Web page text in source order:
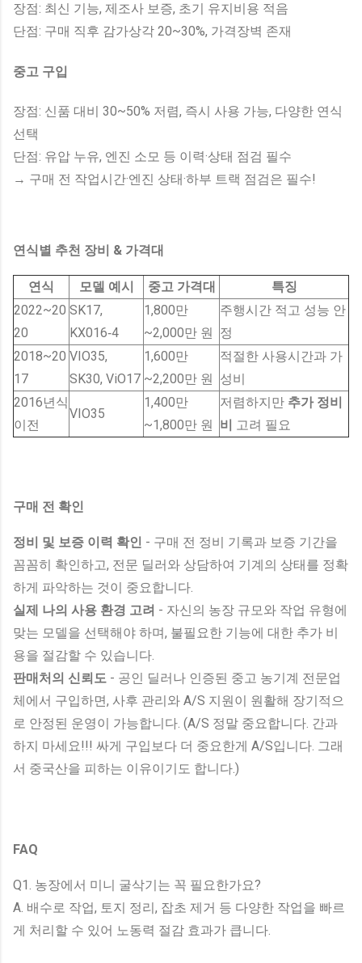
장점: 최신 기능, 제조사 보증, 초기 유지비용 적음
단점: 구매 직후 감가상각 20~30%, 가격장벽 존재
중고 구입
장점: 신품 대비 30~50% 저렴, 즉시 사용 가능, 다양한 연식
선택
단점: 유압 누유, 엔진 소모 등 이력·상태 점검 필수
→ 구매 전 작업시간·엔진 상태·하부 트랙 점검은 필수!
연식별 추천 장비 & 가격대
연식 모델 예시 중고 가격대
특징
2022~20
20
SK17,
KX016‑4
1,800만
~2,000만 원
주행시간 적고 성능 안
정
2018~20
17
VIO35,
SK30, ViO17
1,600만
~2,200만 원
적절한 사용시간과 가
성비
2016년식
이전
VIO35
1,400만
~1,800만 원
저렴하지만 추가 정비
비 고려 필요
구매 전 확인
정비 및 보증 이력 확인 - 구매 전 정비 기록과 보증 기간을
꼼꼼히 확인하고, 전문 딜러와 상담하여 기계의 상태를 정확
하게 파악하는 것이 중요합니다.
실제 나의 사용 환경 고려 - 자신의 농장 규모와 작업 유형에
맞는 모델을 선택해야 하며, 불필요한 기능에 대한 추가 비
용을 절감할 수 있습니다.
판매처의 신뢰도 - 공인 딜러나 인증된 중고 농기계 전문업
체에서 구입하면, 사후 관리와 A/S 지원이 원활해 장기적으
로 안정된 운영이 가능합니다. (A/S 정말 중요합니다. 간과
하지 마세요!!! 싸게 구입보다 더 중요한게 A/S입니다. 그래
서 중국산을 피하는 이유이기도 합니다.)
FAQ
Q1. 농장에서 미니 굴삭기는 꼭 필요한가요?
A. 배수로 작업, 토지 정리, 잡초 제거 등 다양한 작업을 빠르
게 처리할 수 있어 노동력 절감 효과가 큽니다.